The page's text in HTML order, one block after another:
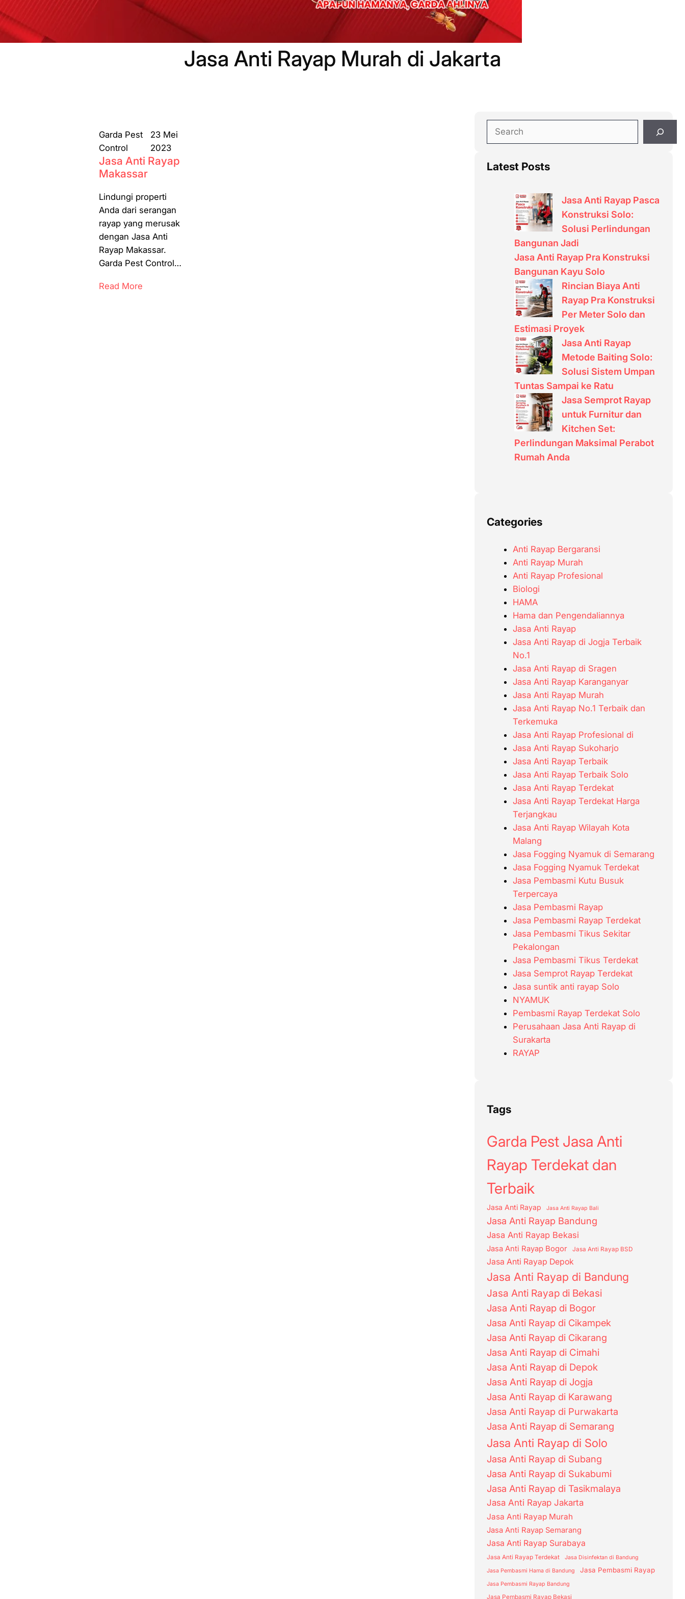
Jasa Anti Rayap Murah di Jakarta
Garda Pest
Control
23 Mei
2023
Jasa Anti Rayap
Makassar
Lindungi properti
Anda dari serangan
rayap yang merusak
dengan Jasa Anti
Rayap Makassar.
Garda Pest Control…
Read More
rLatest Posts
Jasa Anti Rayap Pasca
Konstruksi Solo:
Solusi Perlindungan
Bangunan Jadi
Jasa Anti Rayap Pra Konstruksi
Bangunan Kayu Solo
Rincian Biaya Anti
Rayap Pra Konstruksi
Per Meter Solo dan
Estimasi Proyek
Jasa Anti Rayap
Metode Baiting Solo:
Solusi Sistem Umpan
Tuntas Sampai ke Ratu
Jasa Semprot Rayap
untuk Furnitur dan
Kitchen Set:
Perlindungan Maksimal Perabot
Rumah Anda
Categories
Anti Rayap Bergaransi
Anti Rayap Murah
Anti Rayap Profesional
Biologi
HAMA
Hama dan Pengendaliannya
Jasa Anti Rayap
Jasa Anti Rayap di Jogja Terbaik
No.1
Jasa Anti Rayap di Sragen
Jasa Anti Rayap Karanganyar
Jasa Anti Rayap Murah
Jasa Anti Rayap No.1 Terbaik dan
Terkemuka
Jasa Anti Rayap Profesional di
Jasa Anti Rayap Sukoharjo
Jasa Anti Rayap Terbaik
Jasa Anti Rayap Terbaik Solo
Jasa Anti Rayap Terdekat
Jasa Anti Rayap Terdekat Harga
Terjangkau
Jasa Anti Rayap Wilayah Kota
Malang
Jasa Fogging Nyamuk di Semarang
Jasa Fogging Nyamuk Terdekat
Jasa Pembasmi Kutu Busuk
Terpercaya
Jasa Pembasmi Rayap
Jasa Pembasmi Rayap Terdekat
Jasa Pembasmi Tikus Sekitar
Pekalongan
Jasa Pembasmi Tikus Terdekat
Jasa Semprot Rayap Terdekat
Jasa suntik anti rayap Solo
NYAMUK
Pembasmi Rayap Terdekat Solo
Perusahaan Jasa Anti Rayap di
Surakarta
RAYAP
Tags
Garda Pest Jasa Anti
Rayap Terdekat dan
Terbaik
Jasa Anti Rayap Jasa Anti Rayap Bali
Jasa Anti Rayap Bandung
Jasa Anti Rayap Bekasi
Jasa Anti Rayap Bogor Jasa Anti Rayap BSD
Jasa Anti Rayap Depok
Jasa Anti Rayap di Bandung
Jasa Anti Rayap di Bekasi
Jasa Anti Rayap di Bogor
Jasa Anti Rayap di Cikampek
Jasa Anti Rayap di Cikarang
Jasa Anti Rayap di Cimahi
Jasa Anti Rayap di Depok
Jasa Anti Rayap di Jogja
Jasa Anti Rayap di Karawang
Jasa Anti Rayap di Purwakarta
Jasa Anti Rayap di Semarang
Jasa Anti Rayap di Solo
Jasa Anti Rayap di Subang
Jasa Anti Rayap di Sukabumi
Jasa Anti Rayap di Tasikmalaya
Jasa Anti Rayap Jakarta
Jasa Anti Rayap Murah
Jasa Anti Rayap Semarang
Jasa Anti Rayap Surabaya
Jasa Anti Rayap Terdekat
Jasa Disinfektan di Bandung
Jasa Pembasmi Hama di Bandung
Jasa Pembasmi Rayap
Jasa Pembasmi Rayap Bandung
Jasa Pembasmi Rayap Bekasi